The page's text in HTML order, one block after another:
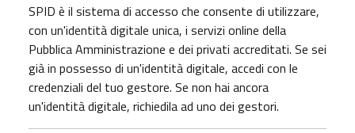
SPID è il sistema di accesso che consente di utilizzare,
con un'identità digitale unica, i servizi online della
Pubblica Amministrazione e dei privati accreditati. Se sei
già in possesso di un'identità digitale, accedi con le
credenziali del tuo gestore. Se non hai ancora
un'identità digitale, richiedila ad uno dei gestori.